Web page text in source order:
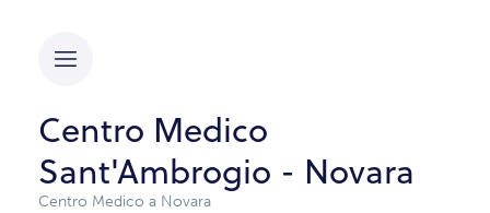
Centro Medico
Sant'Ambrogio - Novara
Centro Medico a Novara